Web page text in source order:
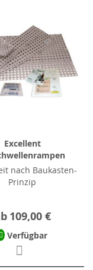
Excellent
nach Baukasten-
Prinzip
109,00 €
Verfügbar